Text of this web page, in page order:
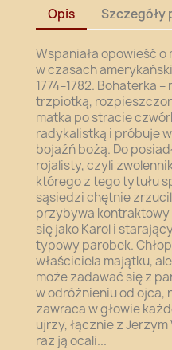
Opis Szczegóły
Wspaniała opowieść
w czasach
1774–1782. Bohaterka
trzpiotką,
matka po stracie
radykalistką i próbuje
bojaźń bożą. Do
rojalisty, czyli
którego z tego tytułu
sąsiedzi chętnie
przybywa
się jako Karol i
typowy parobek.
właściciela majątku,
może zadawać się z
w odróżnieniu od ojca,
zawraca w głowie
ujrzy, łącznie z
raz ją ocali...